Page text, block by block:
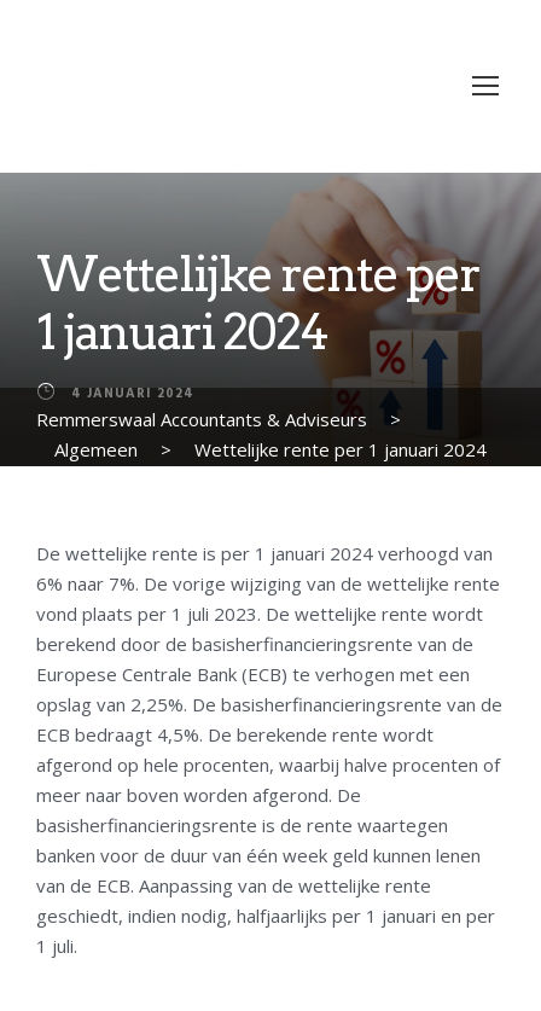
Wettelijke rente per
1 januari 2024
4 JANUARI 2024
Remmerswaal Accountants & Adviseurs
>
Algemeen
> Wettelijke rente per 1 januari 2024
De wettelijke rente is per 1 januari 2024 verhoogd van
6% naar 7%. De vorige wijziging van de wettelijke rente
vond plaats per 1 juli 2023. De wettelijke rente wordt
berekend door de basisherfinancieringsrente van de
Europese Centrale Bank (ECB) te verhogen met een
opslag van 2,25%. De basisherfinancieringsrente van de
ECB bedraagt 4,5%. De berekende rente wordt
afgerond op hele procenten, waarbij halve procenten of
meer naar boven worden afgerond. De
basisherfinancieringsrente is de rente waartegen
banken voor de duur van één week geld kunnen lenen
van de ECB. Aanpassing van de wettelijke rente
geschiedt, indien nodig, halfjaarlijks per 1 januari en per
1 juli.